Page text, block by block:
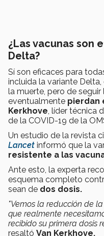
¿Las vacunas son
Delta?
Sí son eficaces para
incluida la variante
la muerte, pero de
eventualmente pierdan
Kerkhove , líder técnica
de la COVID-19 de la
Un estudio de la revista
Lancet informó que la
resistente a las
Ante esto, la experta
esquema completo
sean de dos dosis.
"Vemos la reducción de
que realmente
recibido su primera dosis
resaltó Van Kerkhove.